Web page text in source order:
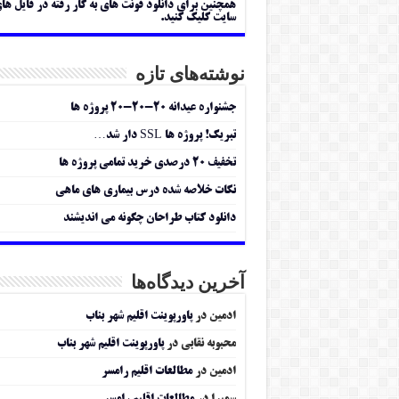
همچنین برای دانلود فونت های به کار رفته در فایل
سایت کلیک کنید.
نوشته‌های تازه
جشنواره عیدانه ۲۰-۲۰-۲۰ پروژه ها
تبریک! پروژه ها SSL دار شد…
تخفیف ۲۰ درصدی خرید تمامی پروژه ها
نکات خلاصه شده درس بیماری های ماهی
دانلود کتاب طراحان چگونه می اندیشند
آخرین دیدگاه‌ها
ادمین درپاورپوینت اقلیم شهر بناب
محبوبه نقابی درپاورپوینت اقلیم شهر بناب
ادمین درمطالعات اقلیم رامسر